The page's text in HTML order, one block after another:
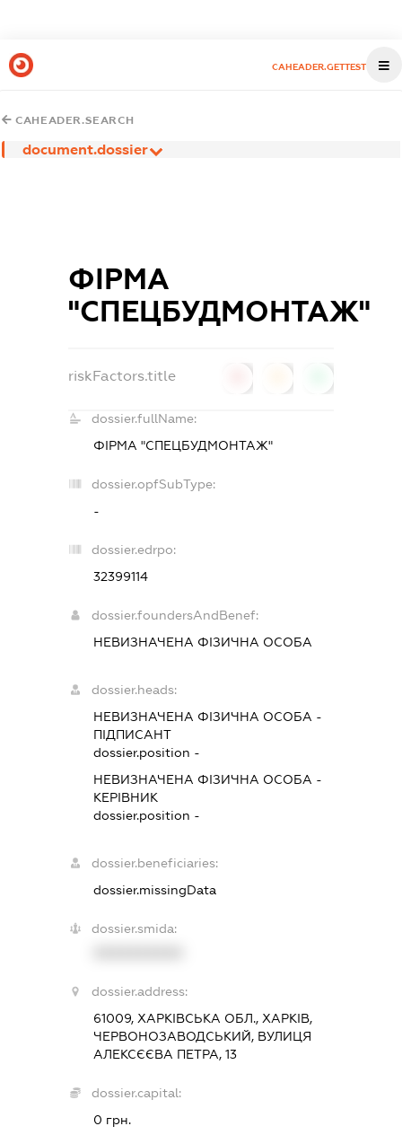
CAHEADER.GETTEST
CAHEADER.SEARCH
document.dossier
ФІРМА
"СПЕЦБУДМОНТАЖ"
riskFactors.title
dossier.fullName:
ФІРМА "СПЕЦБУДМОНТАЖ"
dossier.opfSubType:
-
dossier.edrpo:
32399114
dossier.foundersAndBenef:
НЕВИЗНАЧЕНА ФІЗИЧНА ОСОБА
dossier.heads:
НЕВИЗНАЧЕНА ФІЗИЧНА ОСОБА -
ПІДПИСАНТ
dossier.position -
НЕВИЗНАЧЕНА ФІЗИЧНА ОСОБА -
КЕРІВНИК
dossier.position -
dossier.beneficiaries:
dossier.missingData
dossier.smida:
dossier.address:
61009, ХАРКІВСЬКА ОБЛ., ХАРКІВ,
ЧЕРВОНОЗАВОДСЬКИЙ, ВУЛИЦЯ
АЛЕКСЄЄВА ПЕТРА, 13
dossier.capital:
0 грн.